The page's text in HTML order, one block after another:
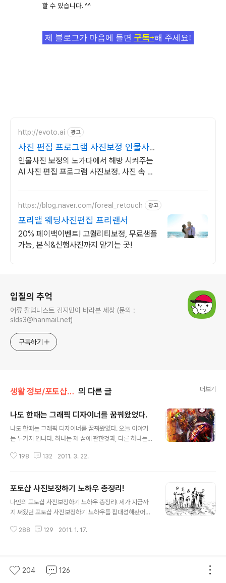
할 수 있습니다. ^^
제 블로그가 마음에 들면 구독+해 주세요!
http://evoto.ai 광고
사진 편집 프로그램 사진보정 인물사진
보정 1분컷
인물사진 보정의 노가다에서 해방 시켜주는
AI 사진 편집 프로그램 사진보정. 사진 속 인
https://blog.naver.com/foreal_retouch 광고
포리앨 웨딩사진편집 프리랜서
20% 페이백이벤트! 고퀄리티보정, 무료샘플
가능, 본식&신행사진까지 맡기는 곳!
입질의 추억
어류 칼럼니스트 김지민이 바라본 세상 (문의 :
slds3@hanmail.net)
구독하기
생활 정보/포토샵 사진 보정 의 다른 글 더보기
나도 한때는 그래픽 디자이너를 꿈꿔왔었다.
나도 한때는 그래픽 디자이너를 꿈꿔왔었다. 오늘 이야기
는 두가지 입니다. 하나는 제 꿈에 관한것과, 다른 하나는
래픽 디자이너가 되는 것이였습니다. 대학시절 저는 CG에
하기도 했었고 3D 그래픽 작업이 너무나 즐거웠습니다. 외
국의 유명한 그래픽 아티스트의 작품을 보며 그들처럼 되
고 싶어 꿈을 키웠고 밤새도록 매달려 만들어낸 작품을 사
창조해내는 일은 창작을 하기 위해 늘상 고민이 뒤따랐지
198 132 2011. 3. 22.
포토샵 사진보정하기 노하우 총정리!
나만의 포토샵 사진보정하기 노하우 총정리! 제가 지금까
지 써왔던 포토샵 사진보정하기 노하우를 집대성해봤어요.
통해 포토샵을 이해하고 사진을 좀 더 안정되고 멋드러지
붙여서 진행해볼께요. 평소 블로그를 운영하면서 여행사
288 129 2011. 1. 17.
이 블로그 인기글
204 126